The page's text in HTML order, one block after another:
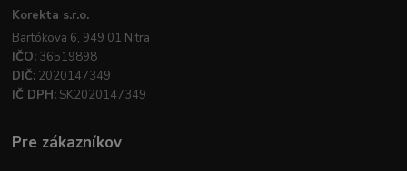
Korekta s.r.o.
Bartókova 6, 949 01 Nitra
IČO: 36519898
DIČ: 2020147349
IČ DPH: SK2020147349
Pre zákazníkov